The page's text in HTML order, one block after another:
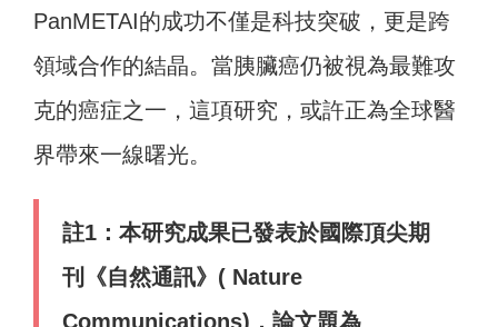
PanMETAI的成功不僅是科技突破，更是跨
領域合作的結晶。當胰臟癌仍被視為最難攻
克的癌症之一，這項研究，或許正為全球醫
界帶來一線曙光。
註1：本研究成果已發表於國際頂尖期
刊《自然通訊》( Nature
Communications)， 論文題為